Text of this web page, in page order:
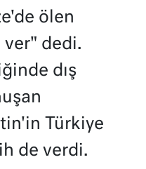
ölen
ver" dedi.
dış
Türkiye
de verdi.